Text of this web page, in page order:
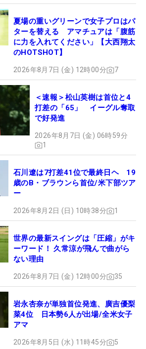
夏場の重いグリーンで女子プロはパ
ターを替える アマチュアは「腹筋
に力を入れてください」【大西翔太
のHOTSHOT】
2026年8月7日 (金) 12時00分 7
＜速報＞松山英樹は首位と4
打差の「65」 イーグル奪取
で好発進
2026年8月7日 (金) 06時59分
1
石川遼は7打差41位で最終日ヘ 19
歳のB・ブラウンら首位/米下部ツア
ー
2026年8月2日 (日) 10時38分 1
世界の最新スイングは「圧縮」がキ
ーワード！ 久常涼が飛んで曲がら
ない理由
2026年8月7日 (金) 12時00分 35
岩永杏奈が単独首位発進、廣吉優梨
菜4位 日本勢6人が出場/全米女子
アマ
2026年8月5日 (水) 11時45分 5